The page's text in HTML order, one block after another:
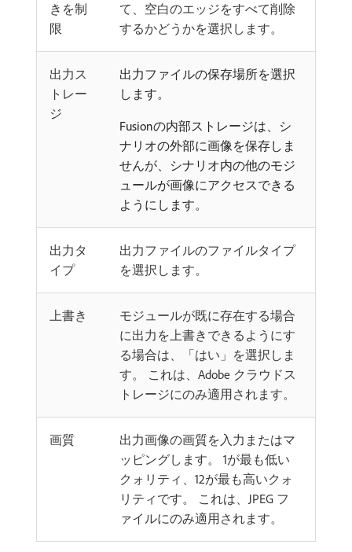
きを制
限
て、空白のエッジをすべて削除
するかどうかを選択します。
出力ス
トレー
ジ
出力ファイルの保存場所を選択
します。
Fusionの内部ストレージは、シ
ナリオの外部に画像を保存しま
せんが、シナリオ内の他のモジ
ュールが画像にアクセスできる
ようにします。
出力タ
イプ
出力ファイルのファイルタイプ
を選択します。
上書き
モジュールが既に存在する場合
に出力を上書きできるようにす
る場合は、「はい」を選択しま
す。 これは、Adobe クラウドス
トレージにのみ適用されます。
画質
出力画像の画質を入力またはマ
ッピングします。 1が最も低い
クォリティ、12が最も高いクォ
リティです。 これは、JPEG フ
ァイルにのみ適用されます。